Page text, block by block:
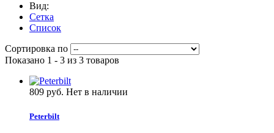
Вид:
Сетка
Список
Сортировка по
Показано 1 - 3 из 3 товаров
809 руб. Нет в наличии
Peterbilt